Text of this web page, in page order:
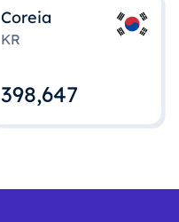
Coreia
KR
398,648